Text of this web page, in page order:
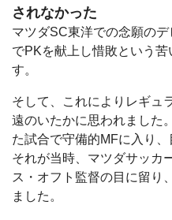
されなかった
マツダSC東洋での念願の
でPKを献上し惜敗という
す。
そして、これによりレギュ
遠のいたかに思われました
た試合で守備的MFに入り、
それが当時、マツダサッカ
ス・オフト監督の目に留り
ました。